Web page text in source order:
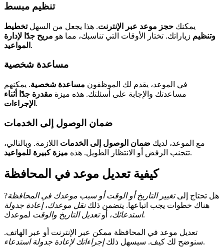
تنظيم مبسط
يمكنك حجز موعد عبر الإنترنت. هذا يجعل من السهلتخطيط
وتنظيم زياراتك. تختار الأوقات التي تناسبك، مما هو مريح جدًا لإدارة
المواعيد .
مساعدة شخصية
في الموعد، يقدم لك الموظفون مساعدة شخصية. يمكنهم
مساعدتك والإجابة على أسئلتك. هذه ميزة مقدرة جدًا أثناء
الإجراءات .
ضمان الوصول إلى الخدمات
مع الموعد، لديك ضمان الوصول إلى الخدمات اللازمة. وبالتالي،
تتجنب الرفض أو الانتظار الطويل. هذه ميزة كبيرة للمواعيد .
كيفية تعديل موعد في المحافظة
هل تحتاج إلىتغيير التاريخ أو الوقت أو سبب موعدك في المحافظة?
هناك خطوات يجب اتباعها. يتضمن ذلكنقل موعدك،إعادة جدولة
استدعائك، أوتعديل التاريخ والوقت لموعدك.
تعديل موعد في المحافظة ممكن عبر الإنترنت أو عبر الهاتف.
سنوضح لك كيف. سيسهل ذلكإجراءاتك لإعادة جدولة استدعاء .